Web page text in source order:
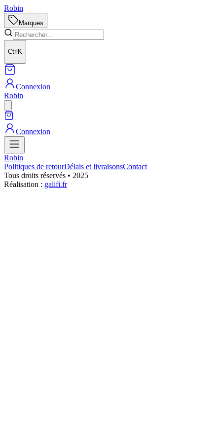
Robin
Marques
Ctrl K
Connexion
Robin
Connexion
Robin
Politiques de retourDélais et livraisonsContact
Tous droits réservés • 2025
Réalisation : galifi.fr